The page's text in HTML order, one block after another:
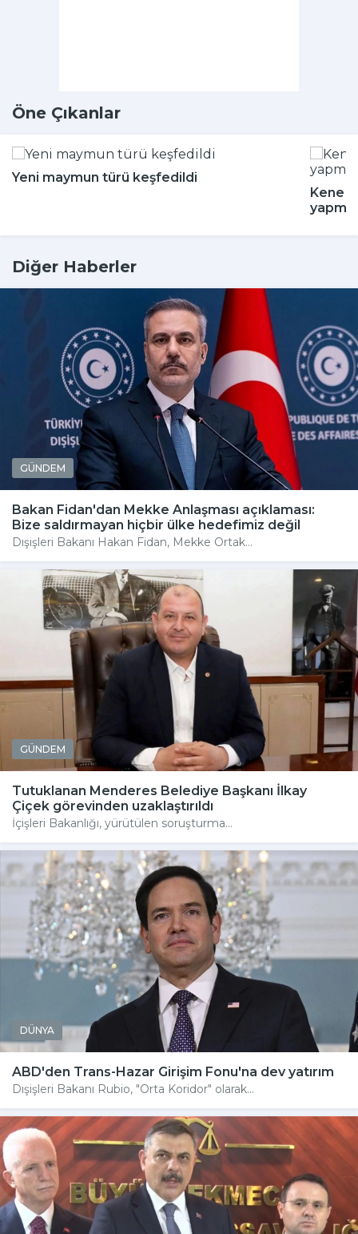
Öne Çıkanlar
Yeni maymun türü keşfedildi
Kene
Diğer Haberler
GÜNDEM
Bakan Fidan'dan Mekke Anlaşması açıklaması:
Bize saldırmayan hiçbir ülke hedefimiz değil
Dışişleri Bakanı Hakan Fidan, Mekke Ortak...
GÜNDEM
Tutuklanan Menderes Belediye Başkanı İlkay
Çiçek görevinden uzaklaştırıldı
İçişleri Bakanlığı, yürütülen soruşturma...
DÜNYA
ABD'den Trans-Hazar Girişim Fonu'na dev yatırım
Dışişleri Bakanı Rubio, "Orta Koridor" olarak...